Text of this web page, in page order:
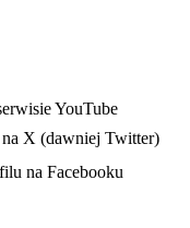
YouTube
X (dawniej Twitter)
na Facebooku